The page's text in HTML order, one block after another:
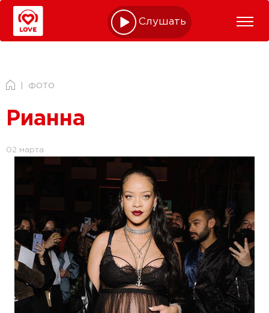
Слушать online
ФОТО
Рианна
02 марта